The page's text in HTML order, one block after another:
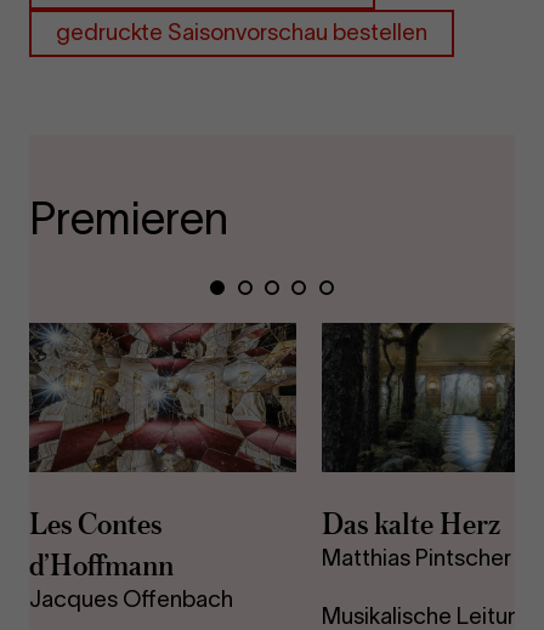
gedruckte Saisonvorschau bestellen
Premieren
Zeige
Folie
1
Zeige
Folie
2
Zeige
Folie
3
Zeige
Folie
Zeige
Folie
5
Les Contes
d’Hoffmann
Jacques Offenbach
Das kalte Herz
Matthias Pintscher
Musikalische Leitung: